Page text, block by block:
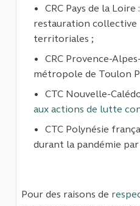
CRC Pays de la
restauration collective
territoriales ;
CRC Provence-
métropole de Toulon
CTC Nouvelle-
aux actions de lutte
CTC Polynésie
durant la pandémie par
Pour des raisons de